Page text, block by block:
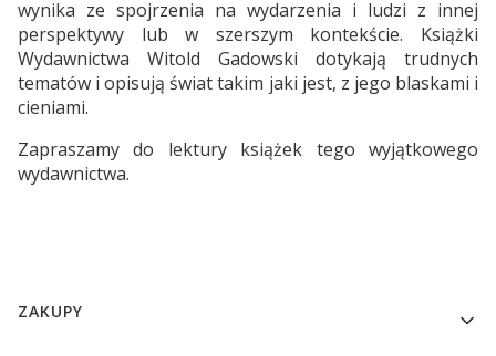
wynika ze spojrzenia na wydarzenia i ludzi z innej
perspektywy lub w szerszym kontekście. Książki
Wydawnictwa Witold Gadowski dotykają trudnych
tematów i opisują świat takim jaki jest, z jego blaskami i
cieniami.
Zapraszamy do lektury książek tego wyjątkowego
wydawnictwa.
Linki w stopce
ZAKUPY